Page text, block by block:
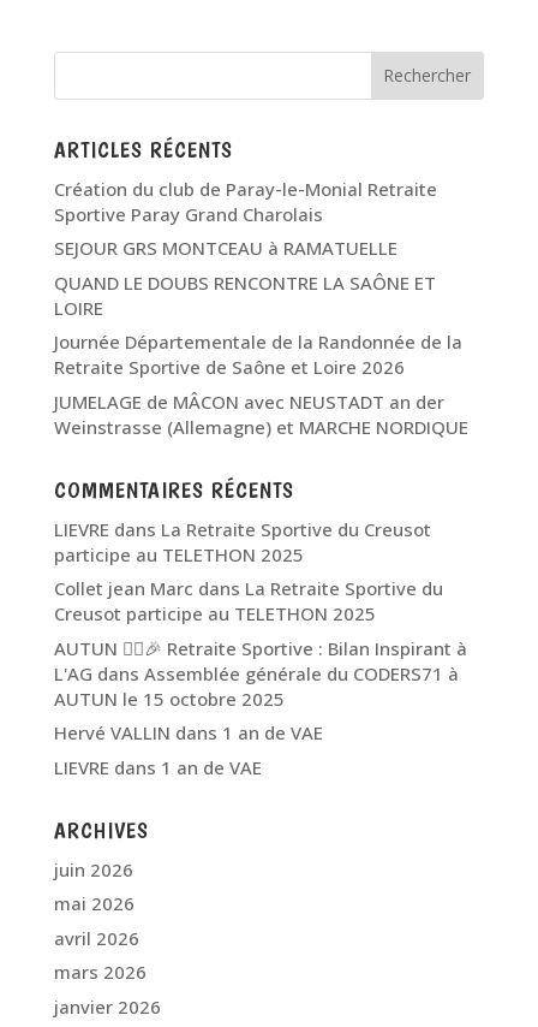
ARTICLES RÉCENTS
Création du club de Paray-le-Monial Retraite
Sportive Paray Grand Charolais
SEJOUR GRS MONTCEAU à RAMATUELLE
QUAND LE DOUBS RENCONTRE LA SAÔNE ET
LOIRE
Journée Départementale de la Randonnée de la
Retraite Sportive de Saône et Loire 2026
JUMELAGE de MÂCON avec NEUSTADT an der
Weinstrasse (Allemagne) et MARCHE NORDIQUE
COMMENTAIRES RÉCENTS
LIEVRE dans La Retraite Sportive du Creusot
participe au TELETHON 2025
Collet jean Marc dans La Retraite Sportive du
Creusot participe au TELETHON 2025
AUTUN 🏃‍♂️🎉 Retraite Sportive : Bilan Inspirant à
L'AG dans Assemblée générale du CODERS71 à
AUTUN le 15 octobre 2025
Hervé VALLIN dans 1 an de VAE
LIEVRE dans 1 an de VAE
ARCHIVES
juin 2026
mai 2026
avril 2026
mars 2026
janvier 2026